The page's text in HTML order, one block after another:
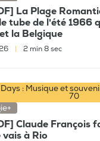
La Plage
tube de l'été 1966
la Belgique
2 min 8 sec
: Musique et
70
Claude François
à Rio